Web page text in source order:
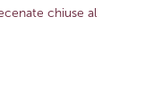
chiuse al